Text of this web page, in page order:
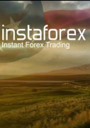
Pembukaan akun
Pemula